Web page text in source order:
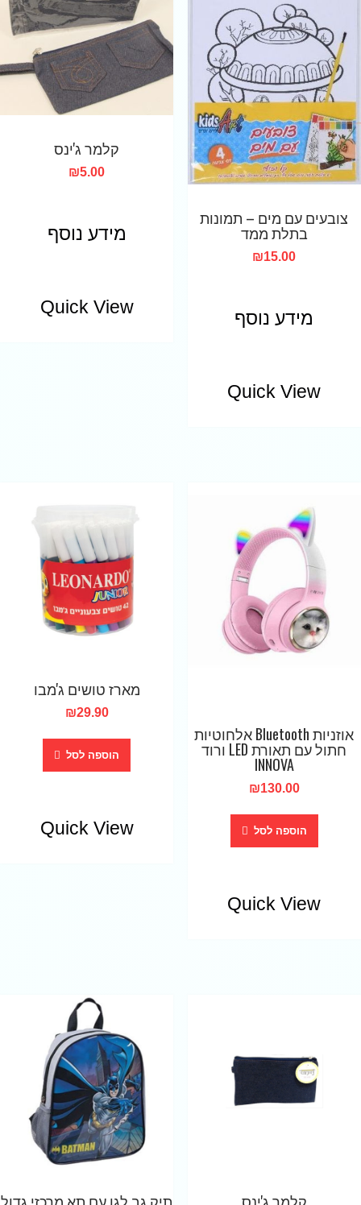
צובעים עם מים – תמונות
בתלת ממד
₪15.00
מידע נוסף
Quick View
קלמר ג'ינס
₪5.00
מידע נוסף
Quick View
אוזניות Bluetooth אלחוטיות
חתול עם תאורת LED ורוד
INNOVA
₪130.00
הוספה לסל
Quick View
מארז טושים ג'מבו
₪29.90
הוספה לסל
Quick View